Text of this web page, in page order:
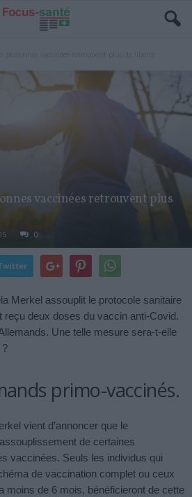
vaccinées retrouvent plus
0
Merkel assouplit le protocole sanitaire
reçu deux doses du vaccin anti-Covid.
Une telle mesure sera-t-elle
?
primo-vaccinés.
vient d’annoncer que le
de certaines
vaccinées. Seuls les individus qui
de vaccination complet ou ceux
moins de 6 mois, bénéficieront de cette